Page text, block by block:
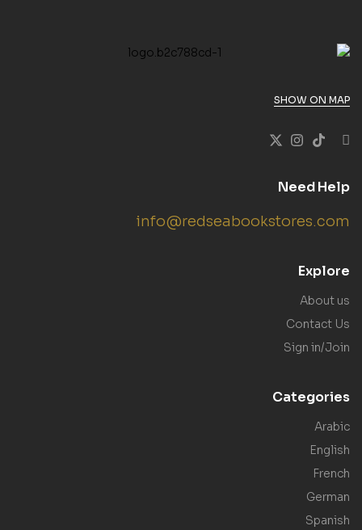
SHOW ON MAP
Need Help
info@redseabookstores.com
Explore
About us
Contact Us
Sign in/Join
Categories
Arabic
English
French
German
Spanish